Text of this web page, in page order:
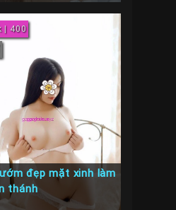
| 400
đẹp mặt xinh làm
thánh